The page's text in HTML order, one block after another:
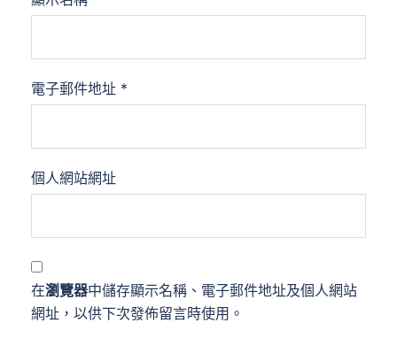
電子郵件地址 *
個人網站網址
在瀏覽器中儲存顯示名稱、電子郵件地址及個人網站
網址，以供下次發佈留言時使用。